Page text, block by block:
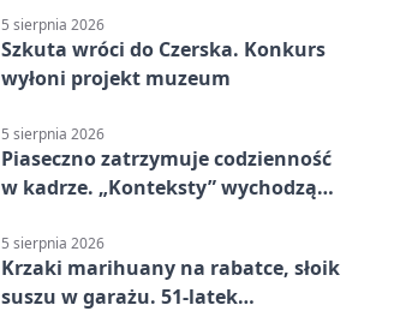
5 sierpnia 2026
Szkuta wróci do Czerska. Konkurs
wyłoni projekt muzeum
5 sierpnia 2026
Piaseczno zatrzymuje codzienność
w kadrze. „Konteksty” wychodzą
5 sierpnia 2026
Krzaki marihuany na rabatce, słoik
suszu w garażu. 51-latek